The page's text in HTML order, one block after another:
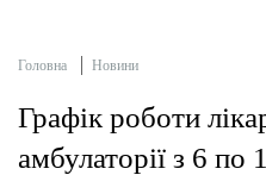
Головна Новини
Графік роботи
амбулаторії з 6 по